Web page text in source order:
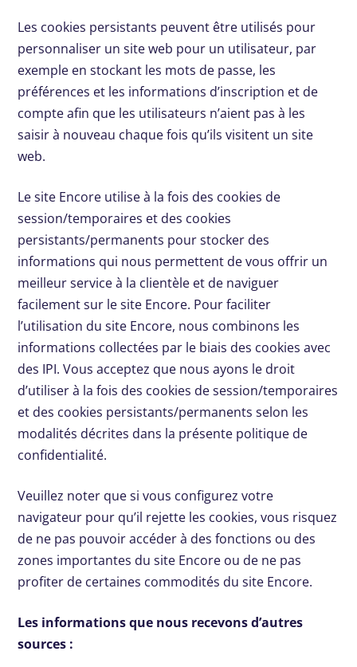
Les cookies persistants peuvent être utilisés pour
personnaliser un site web pour un utilisateur, par
exemple en stockant les mots de passe, les
préférences et les informations d’inscription et de
compte afin que les utilisateurs n’aient pas à les
saisir à nouveau chaque fois qu’ils visitent un site
web.
Le site Encore utilise à la fois des cookies de
session/temporaires et des cookies
persistants/permanents pour stocker des
informations qui nous permettent de vous offrir un
meilleur service à la clientèle et de naviguer
facilement sur le site Encore. Pour faciliter
l’utilisation du site Encore, nous combinons les
informations collectées par le biais des cookies avec
des IPI. Vous acceptez que nous ayons le droit
d’utiliser à la fois des cookies de session/temporaires
et des cookies persistants/permanents selon les
modalités décrites dans la présente politique de
confidentialité.
Veuillez noter que si vous configurez votre
navigateur pour qu’il rejette les cookies, vous risquez
de ne pas pouvoir accéder à des fonctions ou des
zones importantes du site Encore ou de ne pas
profiter de certaines commodités du site Encore.
Les informations que nous recevons d’autres
sources :